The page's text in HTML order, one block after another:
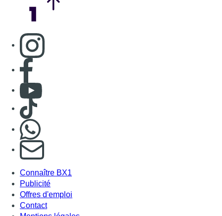
Consulter page Instagram
Consulter page Facebook
Consulter Youtube
Consulter TikTok
S'abonner à notre newsletter
Connaître BX1
Publicité
Offres d'emploi
Contact